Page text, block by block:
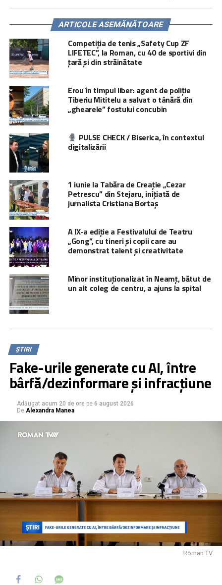
ARTICOLE ASEMĂNĂTOARE
Competiția de tenis „Safety Cup ZF
LIFETEC”, la Roman, cu 40 de sportivi din
țară și din străinătate
Erou în timpul liber: agent de poliție
Tiberiu Mititelu a salvat o tânără din
„ghearele” fostului concubin
PULSE CHECK / Biserica, în contextul
digitalizării
1 iunie la Tabăra de Creație „Cezar
Petrescu” din Stejaru, inițiată de
jurnalista Cristiana Bortaș
A IX-a ediție a Festivalului de Teatru
„Gong”, cu tineri și copii care au
demonstrat talent și creativitate
Minor instituționalizat în Neamț, bătut de
un alt coleg de centru, a ajuns la spital
ȘTIRI
Fake-urile generate cu AI, între
bârfă/dezinformare și infracțiune
Adăugat acum 20 de ore pe 6 august 2026
De Alexandra Manea
Roman TV